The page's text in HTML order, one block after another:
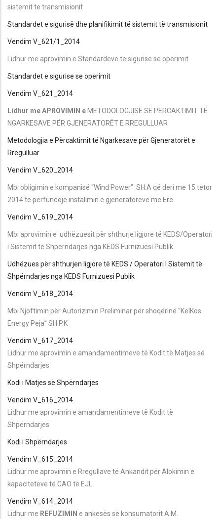
sistemit te transmisionit
Standardet e sigurisë dhe planifikimit të sistemit të transmisionit
Vendim V_621/1_2014
Lidhur me aprovimin e Standardeve te sigurise se operimit
Standardet e sigurise se operimit
Vendim V_621_2014
Lidhur me APROVIMIN eMETODOLOGJISË SË PËRCAKTIMIT TË
NGARKESAVE PËR GJENERATORËT E RREGULLUAR
Metodologjia e Përcaktimit të Ngarkesave për Gjeneratorët e
Rregulluar
Vendim V_620_2014
Mbi obligimin e kompanisë “Wind Power” SH.A që deri me 15 tetor
2014 të përfundojë instalimin e gjeneratorëve me Erë
Vendim V_619_2014
Mbi aprovimin e udhëzuesit për shthurje ligjore të KEDS/Operatori
i Sistemit të Shpërndarjes nga KEDS Furnizuesi Publik
Udhëzues për shthurjen ligjore të KEDS / Operatori I Sistemit të
Shpërndarjes nga KEDS Furnizuesi Publik
Vendim V_618_2014
Mbi Njoftimin për Autorizimin Preliminar për shoqërinë “KelKos
Energy Peja” SH.P.K
Vendim V_617_2014
Lidhur me aprovimin e amandamentimeve të Kodit të Matjes së
Shpërndarjes
Kodi i Matjes së Shpërndarjes
Vendim V_616_2014
Lidhur me aprovimin e amandamentimeve të Kodit të
Shpërndarjes
Kodi i Shpërndarjes
Vendim V_615_2014
Lidhur me aprovimin e Rregullave të Ankandit për Alokimin e
kapaciteteve të CAO të EJL
Vendim V_614_2014
Lidhur me REFUZIMIN e ankesës së konsumatorit A.M.